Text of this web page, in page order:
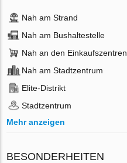
Nah am Strand
Nah am Bushaltestelle
Nah an den Einkaufszentren
Nah am Stadtzentrum
Elite-Distrikt
Stadtzentrum
Mehr anzeigen
BESONDERHEITEN